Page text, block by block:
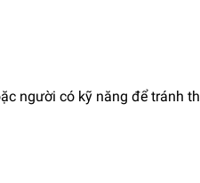
người có kỹ năng để tránh